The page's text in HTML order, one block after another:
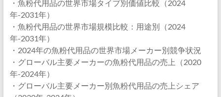
・魚粉代用品の世界市場タイプ別価値比較（2024
年-2031年）
・魚粉代用品の世界市場規模比較：用途別（2024
年-2031年）
・2024年の魚粉代用品の世界市場メーカー別競争状況
・グローバル主要メーカーの魚粉代用品の売上（2020
年-2024年）
・グローバル主要メーカー別魚粉代用品の売上シェア